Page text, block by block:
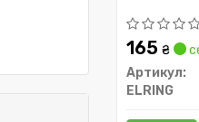
165 ₴
Артикул:
ELRING